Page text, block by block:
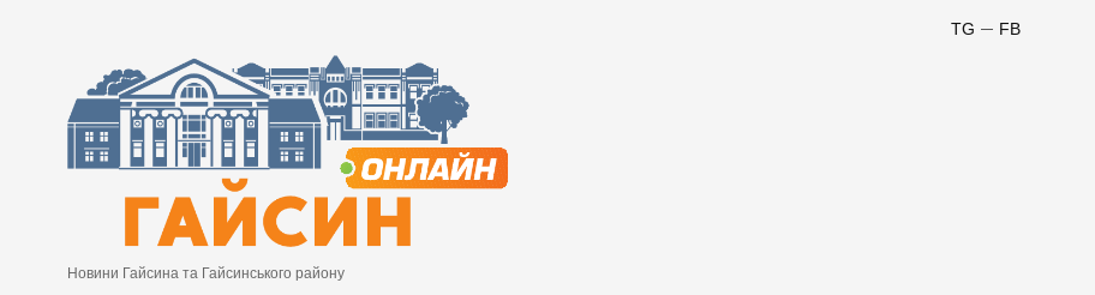
FB
TG
Новини Гайсина та Гайсинського району